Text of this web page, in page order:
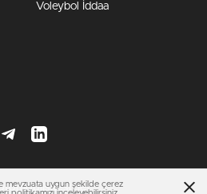
Voleybol İddaa
mevzuata uygun şekilde çerez